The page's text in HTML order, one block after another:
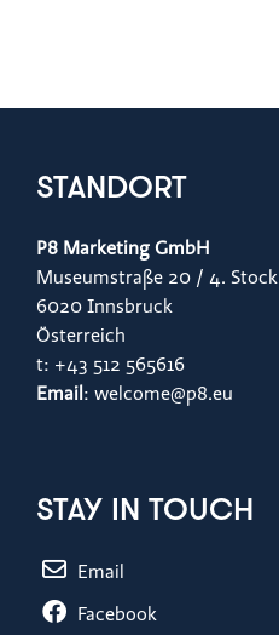
STANDORT
P8 Marketing GmbH
Museumstraße 20 / 4. Stock
6020 Innsbruck
Österreich
t: +43 512 565616
Email : welcome@p8.eu
STAY IN TOUCH
Email
Facebook